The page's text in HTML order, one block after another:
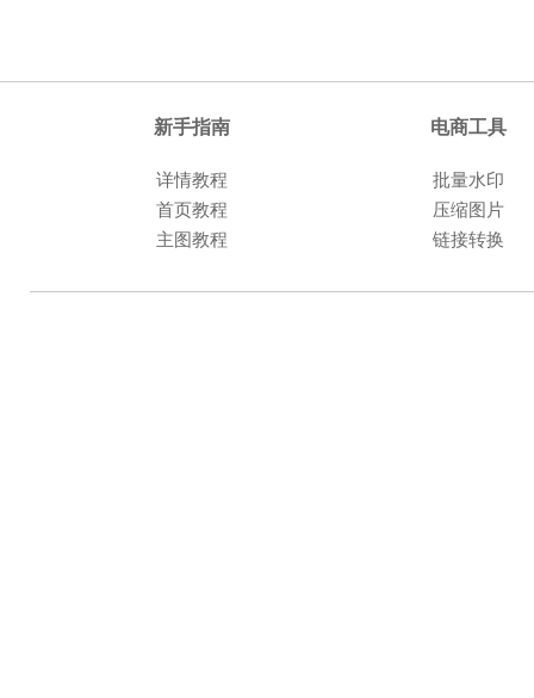
新手指南 电商工具
详情教程
批量水印
首页教程
压缩图片
主图教程
链接转换